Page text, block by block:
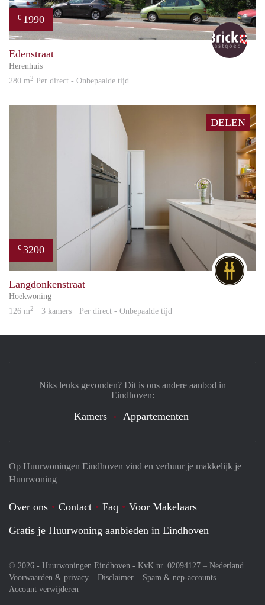
€ 1990
Brick
Edenstraat
Herenhuis
280 m2 Per direct - Onbepaalde tijd
DELEN
€ 3200
Langdonkenstraat
Hoekwoning
126 m2 · 3 kamers · Per direct - Onbepaalde tijd
Op Huurwoningen Eindhoven vind en verhuur je makkelijk je
Huurwoning
Over ons Contact Faq
Voor Makelaars
Gratis je Huurwoning aanbieden in Eindhoven
© 2026 - Huurwoningen Eindhoven - KvK nr. 02094127 – Nederland
Voorwaarden & privacy
Disclaimer
Spam & nep-accounts
Account verwijderen
Niks leuks gevonden? Dit is ons andere aanbod in
Eindhoven:
Kamers Appartementen